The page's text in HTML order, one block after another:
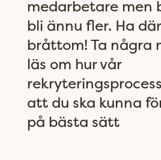
medarbetare men
bli ännu fler. Ha
bråttom! Ta några
läs om hur vår
att du ska kunna
på bästa sätt